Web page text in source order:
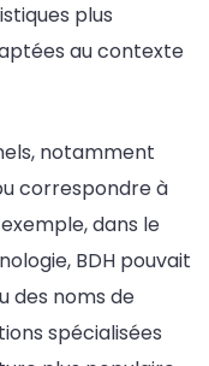
plus
au contexte
notamment
correspondre à
dans le
BDH pouvait
des noms de
spécialisées